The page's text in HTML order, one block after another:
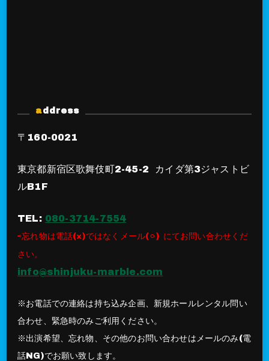
address
〒160-0021
東京都新宿区歌舞伎町2-45-2 カイダ第3ジャストビ
ルB1F
TEL: 080-3714-7554
⇨忘れ物は電話(×)ではなくメール(⚪︎) にてお問い合わせくだ
さい。
info@shinjuku-marble.com
※お電話での連絡は持ち込み企画、新規ホールレンタル問い
合わせ、緊急時のみご利用ください。
※出演希望、忘れ物、その他のお問い合わせはメールのみ(電
話NG)でお願い致します。